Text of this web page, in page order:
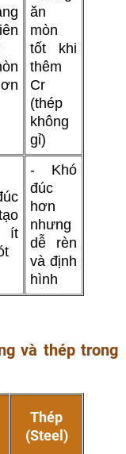
ăn
mòn
tốt khi
thêm
Cr
(thép
không
gỉ)
ít
- Khó
đúc
hơn
nhưng
dễ rèn
và định
hình
và thép trong
Thép
(Steel)